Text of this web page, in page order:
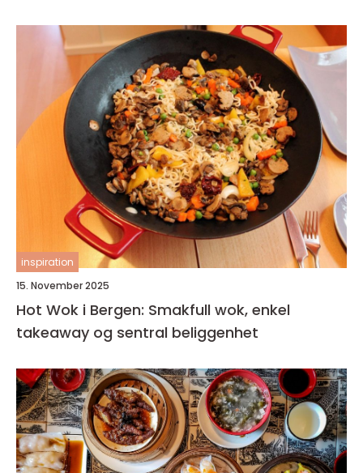
inspiration
15. November 2025
Hot Wok i Bergen: Smakfull wok, enkel
takeaway og sentral beliggenhet